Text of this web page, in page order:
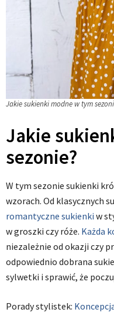
Jakie sukienki modne w tym
Jakie
sezonie?
W tym sezonie sukienki
wzorach. Od klasycznych
romantyczne sukienki w
w groszki czy róże. Każda
niezależnie od okazji czy
odpowiednio dobrana
sylwetki i sprawić, że
Porady stylistek: